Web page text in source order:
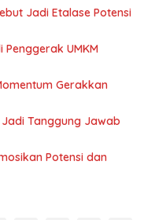
Jadi Etalase Potensi
UMKM
Gerakkan
Tanggung Jawab
Potensi dan